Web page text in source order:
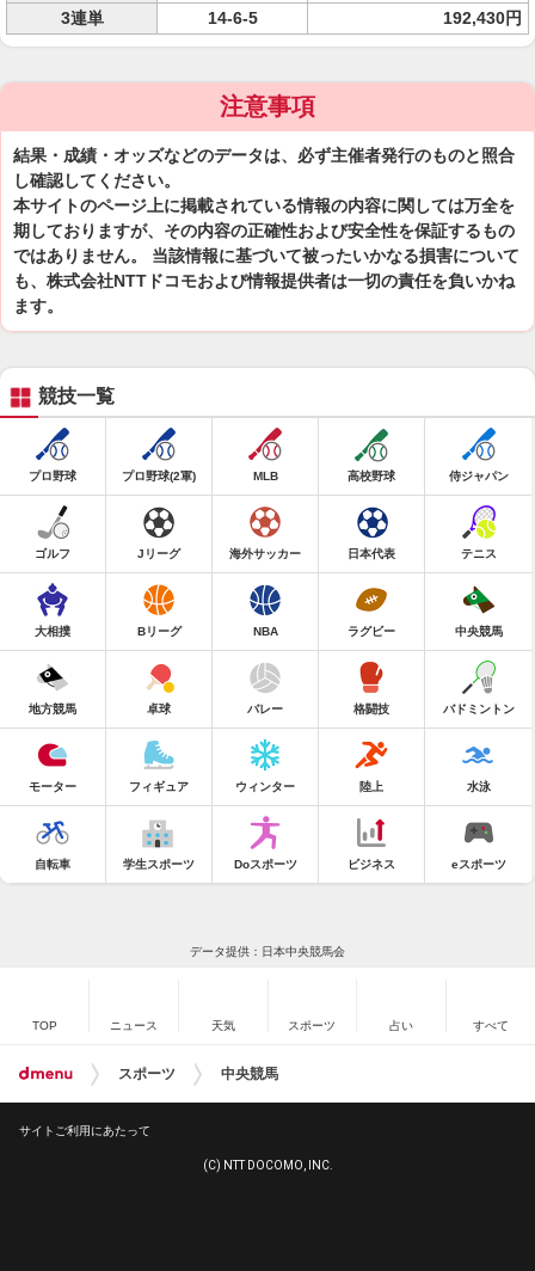
3連単
14-6-5 192,430円
注意事項
結果・成績・オッズなどのデータは、必ず主催者発行のものと照合
し確認してください。
本サイトのページ上に掲載されている情報の内容に関しては万全を
期しておりますが、その内容の正確性および安全性を保証するもの
ではありません。 当該情報に基づいて被ったいかなる損害について
も、株式会社NTTドコモおよび情報提供者は一切の責任を負いかね
ます。
競技一覧
プロ野球 プロ野球(2軍) MLB 高校野球 侍ジャパン
ゴルフ Jリーグ 海外サッカー 日本代表 テニス
大相撲 Bリーグ NBA ラグビー 中央競馬
地方競馬 卓球 バレー 格闘技 バドミントン
モーター フィギュア ウィンター 陸上 水泳
自転車 学生スポーツ Doスポーツ ビジネス eスポーツ
データ提供：日本中央競馬会
TOP ニュース 天気 スポーツ 占い すべて
スポーツ 中央競馬
サイトご利用にあたって
(C) NTT DOCOMO, INC.